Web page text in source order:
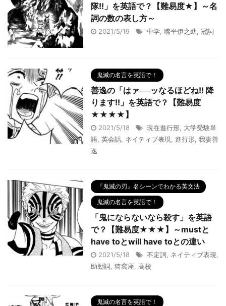
隊!!」を英語で？【難易度★】～名
詞の数の表し方～
2021/5/19 中学 嘴平伊之助 冠詞
鬼滅の名言を英語で！
善逸の「はァ──ッなるほどね!! 降
ります!!」を英語で？【難易度
★★★★】
2021/5/18 現在進行形 大学受験単
語 英会話 ネイティブ表現 進行形 我妻善
逸
『鬼滅の刃』名シーンでわかる英文法
鬼滅の名言を英語で！
「鬼にならないなら殺す」を英語
で？【難易度★★★】～mustと
have toとwill have toとの違い
2021/5/18 不定詞 ネイティブ表現
助動詞 猗窩座 高校
鬼滅の名言を英語で！